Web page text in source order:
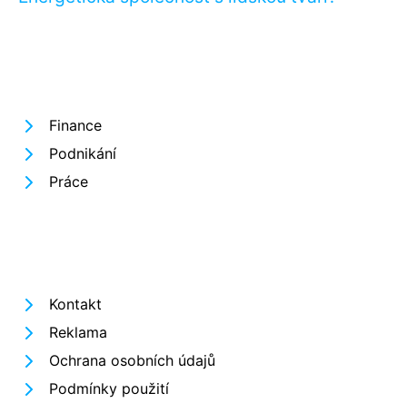
Finance
Podnikání
Práce
Kontakt
Reklama
Ochrana osobních údajů
Podmínky použití